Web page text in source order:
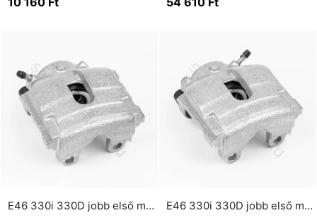
E46 330i 330D jobb első munkahenger hűtött féktárcsához E46 330i 330D jobb első munkahenger hűtött féktárcsához